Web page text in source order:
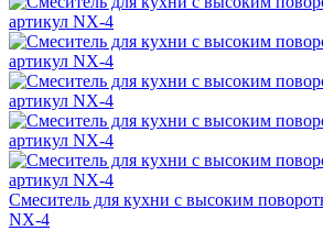
Смеситель для кухни с высоким
NX-4